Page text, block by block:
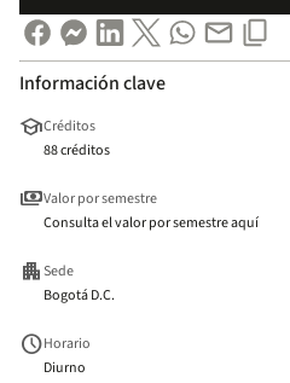
Información clave
schoolCréditos
88 créditos
paymentsValor por semestre
Consulta el valor por semestre aquí
apartmentSede
Bogotá D.C.
scheduleHorario
Diurno